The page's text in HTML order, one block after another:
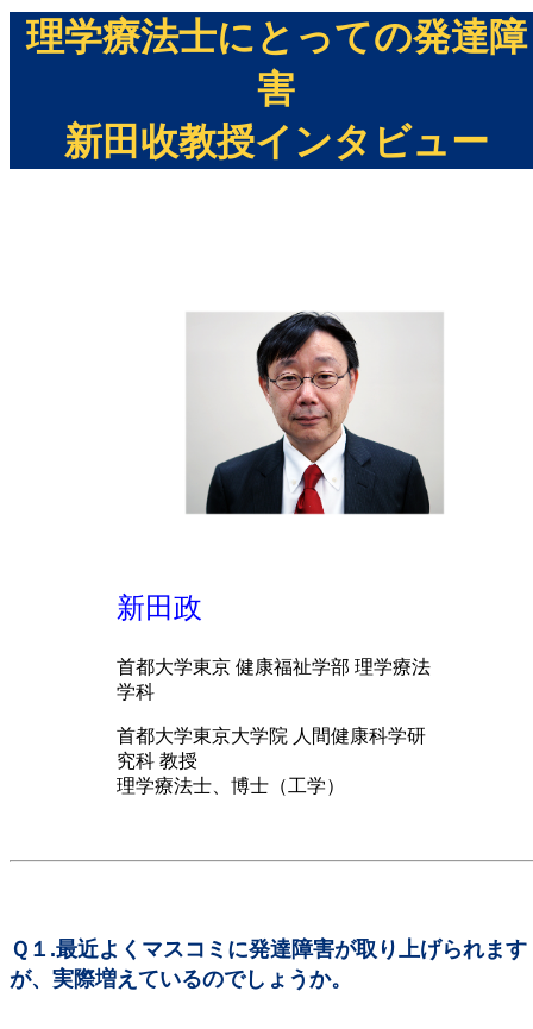
理学療法士にとっての発達障
害
新田收教授インタビュー
新田政
首都大学東京 健康福祉学部 理学療法
学科
首都大学東京大学院 人間健康科学研
究科 教授
理学療法士、博士（工学）
Ｑ１.最近よくマスコミに発達障害が取り上げられます
が、実際増えているのでしょうか。